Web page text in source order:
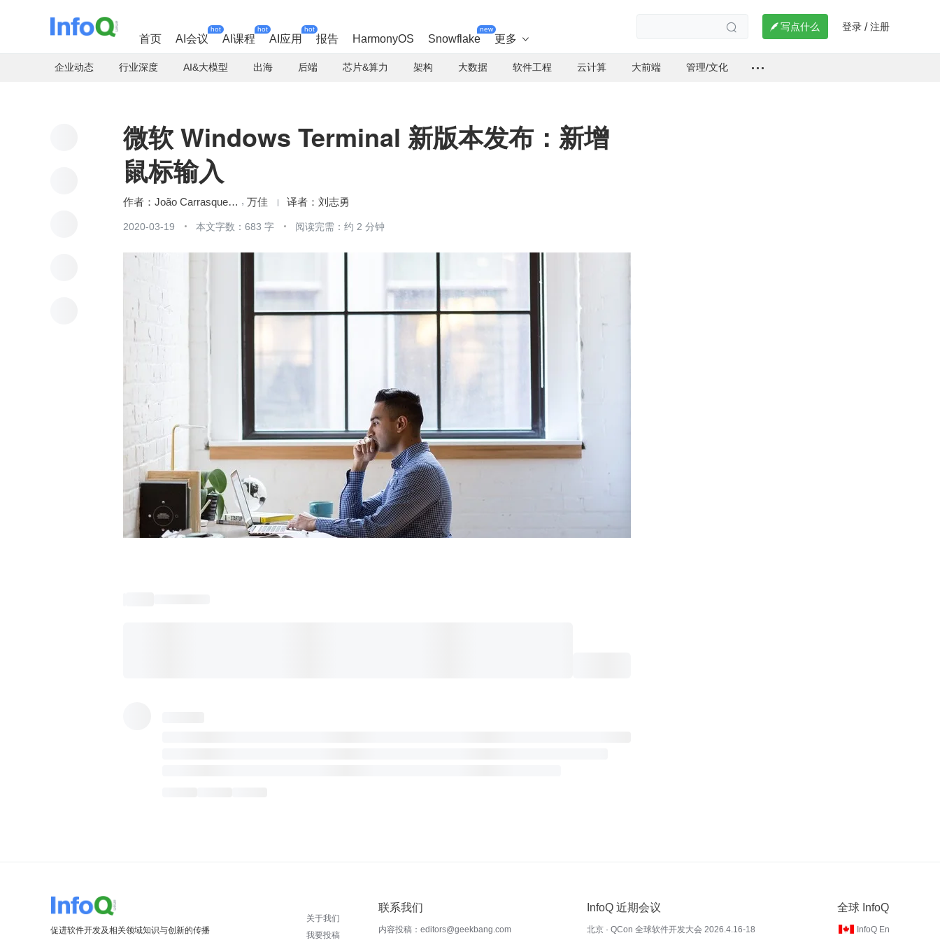
首页 AI会议
hot
AI课程
hot
AI应用
hot
报告 HarmonyOS Snowflake
new
更多 
  写点什么 登录 / 注册
企业动态 行业深度 AI&大模型 出海 后端 芯片&算力 架构 大数据 软件工程 云计算 大前端 管理/文化
微软 Windows Terminal 新版本发布：新增
鼠标输入
João Carrasqueira 万佳 刘志勇
2020-03-19 本文字数：683 字 阅读完需：约 2 分钟
促进软件开发及相关领域知识与创新的传播
关于我们
我要投稿
联系我们
内容投稿：editors@geekbang.com
InfoQ 近期会议
北京 · QCon 全球软件开发大会 2026.4.16-18
全球 InfoQ
InfoQ En